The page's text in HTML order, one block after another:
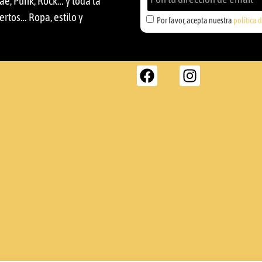
Ropa, estilo y
Por favor, acepta nuestra política